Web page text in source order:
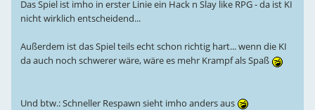
Das Spiel ist imho in erster Linie ein Hack n Slay like RPG - da ist KI
nicht wirklich entscheidend...
Außerdem ist das Spiel teils echt schon richtig hart... wenn die KI
da auch noch schwerer wäre, wäre es mehr Krampf als Spaß
Und btw.: Schneller Respawn sieht imho anders aus